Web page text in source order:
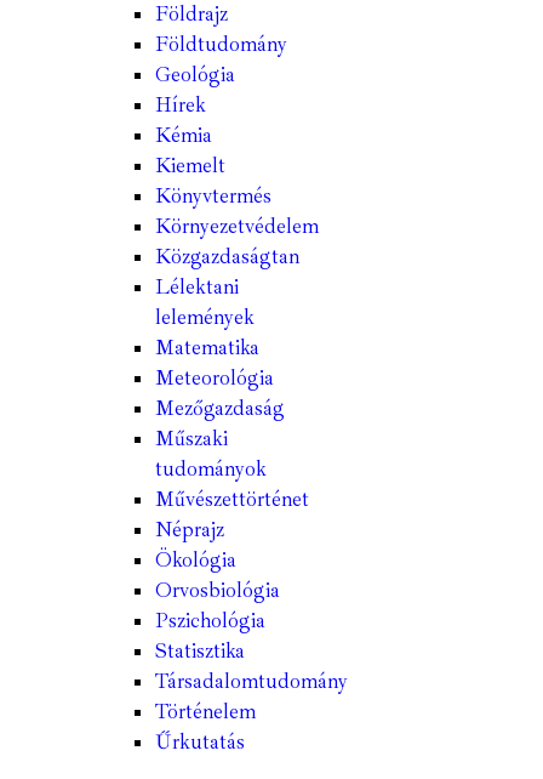
Földrajz
Földtudomány
Geológia
Hírek
Kémia
Kiemelt
Könyvtermés
Környezetvédelem
Közgazdaságtan
Lélektani
lelemények
Matematika
Meteorológia
Mezőgazdaság
Műszaki
tudományok
Művészettörténet
Néprajz
Ökológia
Orvosbiológia
Pszichológia
Statisztika
Társadalomtudomány
Történelem
Űrkutatás